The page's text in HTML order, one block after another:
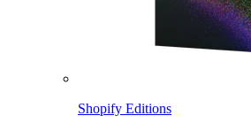
Shopify Editions